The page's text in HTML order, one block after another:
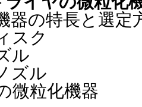
器の特長と選定
スク
ル
ズル
微粒化機器